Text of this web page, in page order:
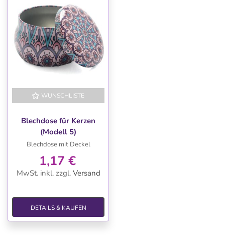
WUNSCHLISTE
Blechdose für Kerzen
(Modell 5)
Blechdose mit Deckel
1,17 €
MwSt. inkl. zzgl. Versand
DETAILS & KAUFEN